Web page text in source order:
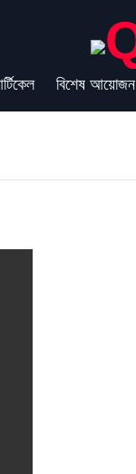
বিশেষ আয়োজন